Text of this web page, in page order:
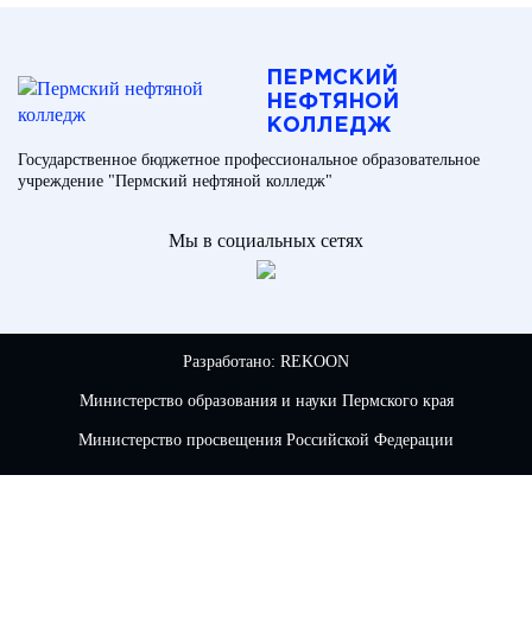
ПЕРМСКИЙ
НЕФТЯНОЙ
КОЛЛЕДЖ
Государственное бюджетное профессиональное образовательное
учреждение "Пермский нефтяной колледж"
Мы в социальных сетях
Разработано: REKOON
Министерство образования и науки Пермского края
Министерство просвещения Российской Федерации